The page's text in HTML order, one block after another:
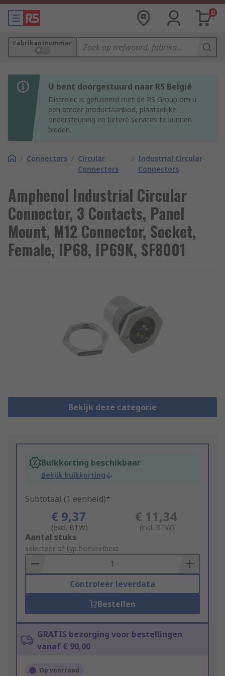
0
Fabrikantnummer
U bent doorgestuurd naar RS België
Distrelec is gefuseerd met de RS Group om u
een breder productaanbod, plaatselijke
ondersteuning en betere services te kunnen
bieden.
/ Connectors / Circular
Connectors
/ Industrial Circular
Connectors
Amphenol Industrial Circular
Connector, 3 Contacts, Panel
Mount, M12 Connector, Socket,
Female, IP68, IP69K, SF8001
Bekijk deze categorie
Bulkkorting beschikbaar
Bekijk bulkkorting
Subtotaal (1 eenheid)*
€ 9,37
(excl. BTW)
€ 11,34
(incl. BTW)
Add
to
Basket
Aantal stuks
selecteer of typ hoeveelheid
Controleer leverdata
Bestellen
GRATIS bezorging voor bestellingen
vanaf € 90,00
Op voorraad